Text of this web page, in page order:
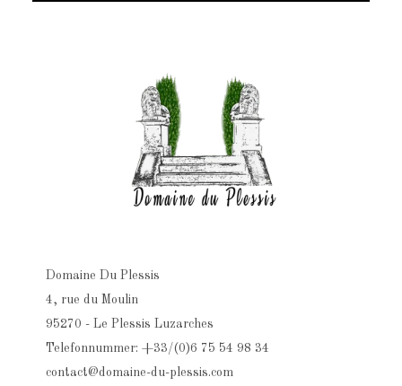
Domaine Du Plessis
4, rue du Moulin
95270 - Le Plessis Luzarches
Telefonnummer: +33/(0)6 75 54 98 34
contact@domaine-du-plessis.com